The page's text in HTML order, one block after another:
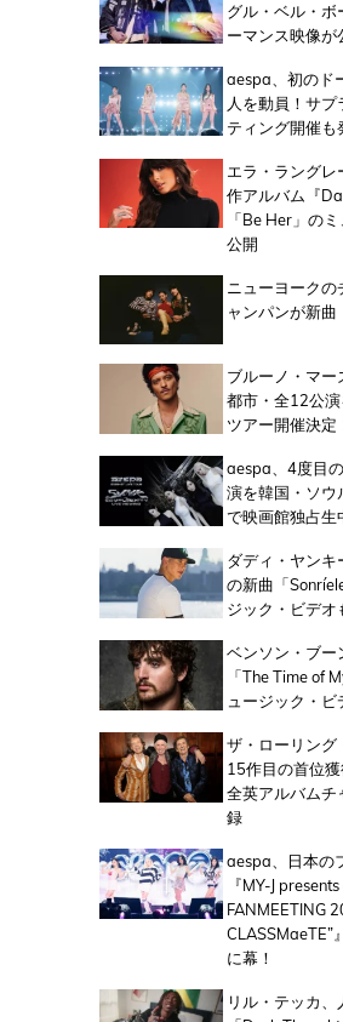
グル・ベル・
ーマンス映像が
aespa、初のド
人を動員！サ
ティング開催も
エラ・ラング
作アルバム『
「Be Her」の
公開
ニューヨーク
ャンパンが新
ブルーノ・マ
都市・全12公
ツアー開催決定
aespa、4度目
演を韓国・ソウ
で映画館独占生
ダディ・ヤンキ
の新曲「
ジック・ビデオ
ベンソン・ブー
「The Time of
ュージック・ビ
ザ・ローリング
15作目の首位
全英アルバム
録
aespa、日本の
『MY-J
FANMEETING
CLASSMaeTE”
に幕！
リル・テッカ